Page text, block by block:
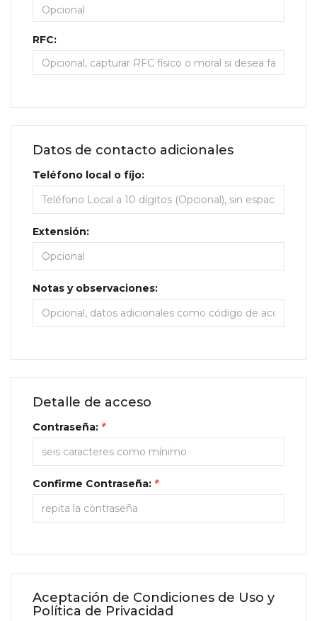
RFC:
Datos de contacto adicionales
Teléfono local o fíjo:
Extensión:
Notas y observaciones:
Detalle de acceso
Contraseña: *
Confirme Contraseña: *
Aceptación de Condiciones de Uso y
Política de Privacidad